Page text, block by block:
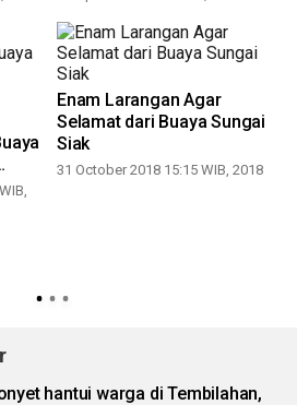
Enam Larangan Agar
Selamat dari Buaya Sungai
Siak
31 October 2018 15:15 WIB, 2018
hantui warga di Tembilahan,